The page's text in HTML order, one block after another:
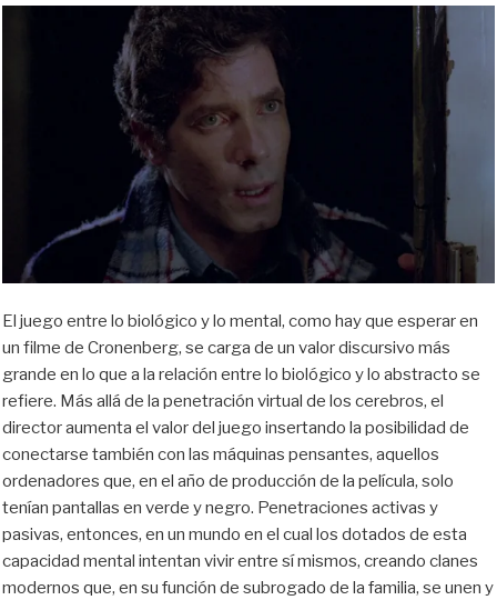
El juego entre lo biológico y lo mental, como hay que esperar en
un filme de Cronenberg, se carga de un valor discursivo más
grande en lo que a la relación entre lo biológico y lo abstracto se
refiere. Más allá de la penetración virtual de los cerebros, el
director aumenta el valor del juego insertando la posibilidad de
conectarse también con las máquinas pensantes, aquellos
ordenadores que, en el año de producción de la película, solo
tenían pantallas en verde y negro. Penetraciones activas y
pasivas, entonces, en un mundo en el cual los dotados de esta
capacidad mental intentan vivir entre sí mismos, creando clanes
modernos que, en su función de subrogado de la familia, se unen y